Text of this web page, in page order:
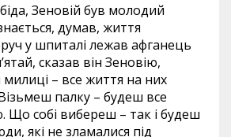
Зеновій був молодий
думав, життя
у шпиталі лежав афганець
сказав він Зеновію,
– все життя на них
палку – будеш все
Що собі вибереш – так і будеш
які не зламалися під